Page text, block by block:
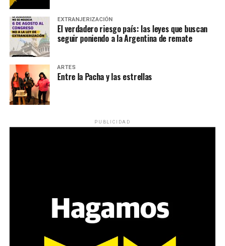
EXTRANJERIZACIÓN
El verdadero riesgo país: las leyes que buscan
seguir poniendo a la Argentina de remate
ARTES
Entre la Pacha y las estrellas
PUBLICIDAD